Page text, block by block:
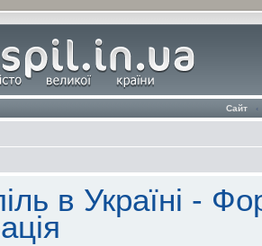
Сайт ‹
в Україні -